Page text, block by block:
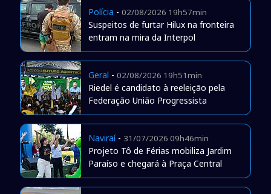
Polícia - 02/08/2026 19h57min
Suspeitos de furtar Hilux na fronteira
entram na mira da Interpol
Geral - 02/08/2026 19h51min
Riedel é candidato à reeleição pela
Federação União Progressista
Naviraí- 31/07/2026 09h46min
Projeto Tô de Férias mobiliza Jardim
Paraíso e chegará à Praça Central